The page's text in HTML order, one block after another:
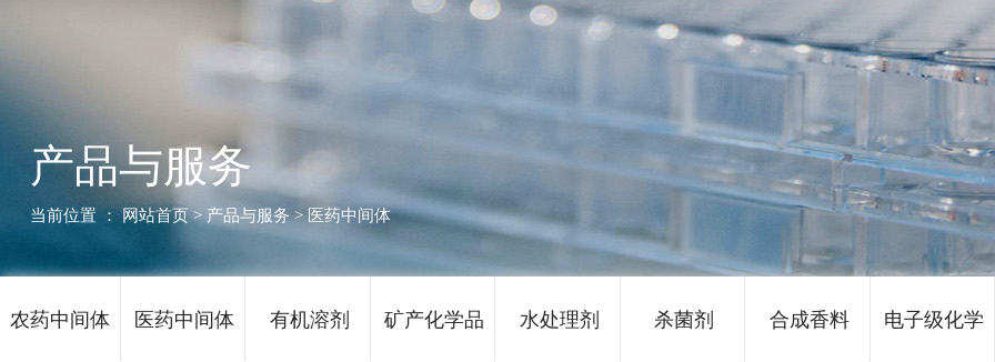
产品与服务
当前位置 ：网站首页> 产品与服务 > 医药中间体
农药中间体 医药中间体 有机溶剂 矿产化学品 水处理剂 杀菌剂 合成香料 电子级化学